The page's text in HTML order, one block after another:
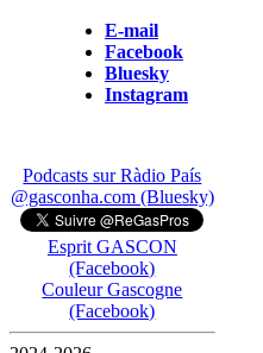
E-mail
Facebook
Bluesky
Instagram
Podcasts sur Ràdio País
@gasconha.com (Bluesky)
Esprit GASCON
(Facebook)
Couleur Gascogne
(Facebook)